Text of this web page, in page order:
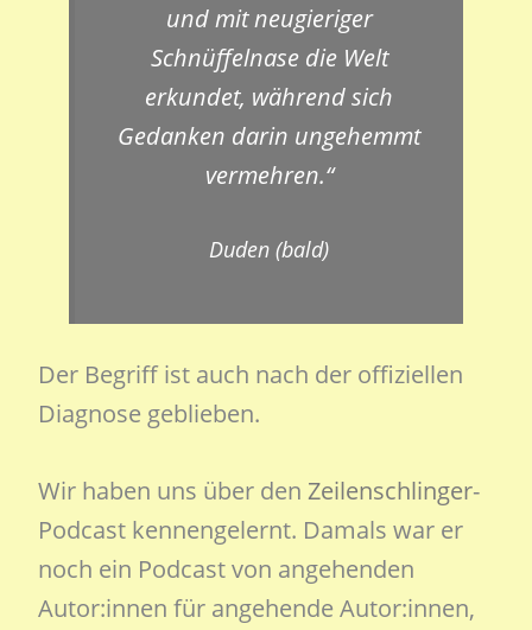
und mit neugieriger
Schnüffelnase die Welt
erkundet, während sich
Gedanken darin ungehemmt
vermehren.“
Duden (bald)
Der Begriff ist auch nach der offiziellen
Diagnose geblieben.
Wir haben uns über den Zeilenschlinger-
Podcast kennengelernt. Damals war er
noch ein Podcast von angehenden
Autor:innen für angehende Autor:innen,